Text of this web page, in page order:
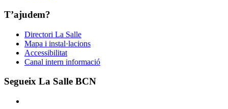
T’ajudem?
Directori La Salle
Mapa i instal·lacions
Accessibilitat
Canal intern informació
Segueix La Salle BCN